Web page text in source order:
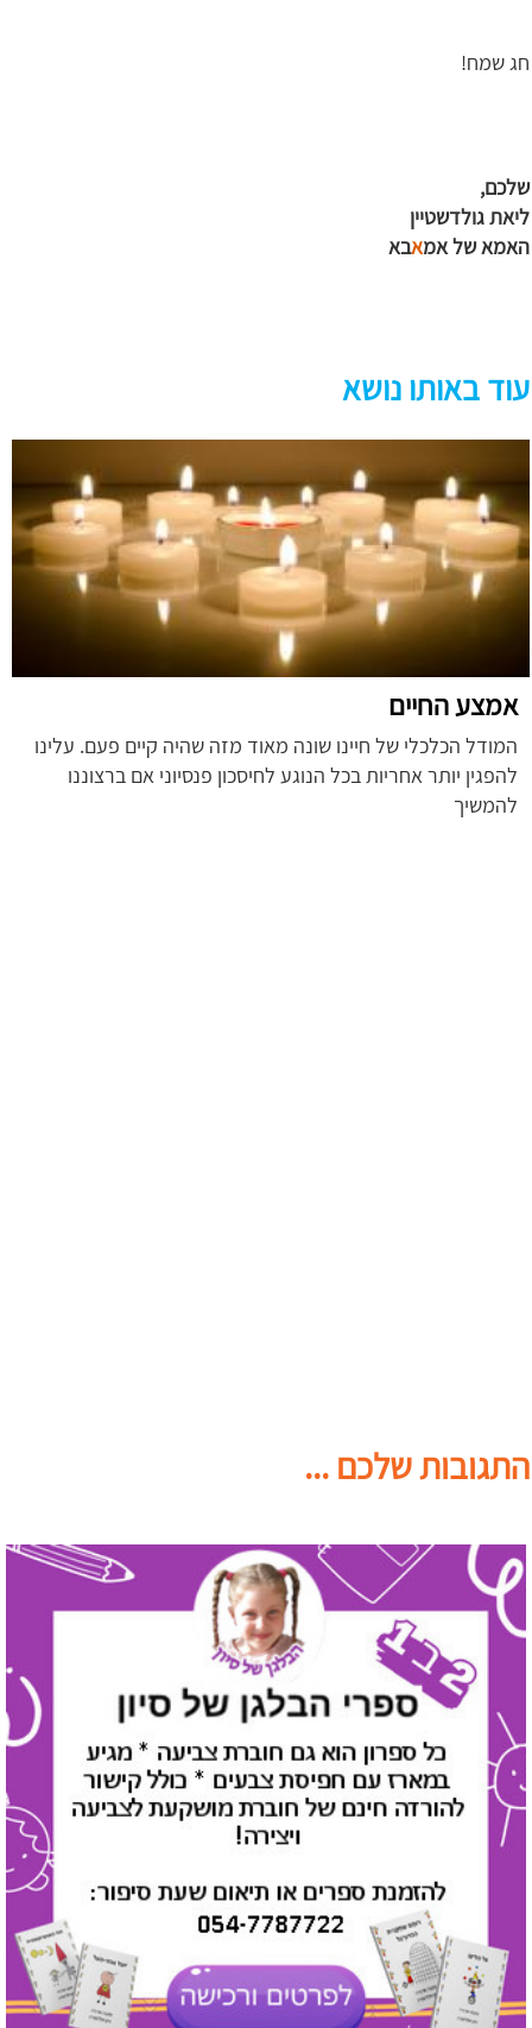
חג שמח!
שלכם,
ליאת גולדשטיין
האמא של אמאבא
עוד באותו נושא
אמצע החיים
המודל הכלכלי של חיינו שונה מאוד מזה שהיה קיים פעם. עלינו
להפגין יותר אחריות בכל הנוגע לחיסכון פנסיוני אם ברצוננו
להמשיך
התגובות שלכם ...